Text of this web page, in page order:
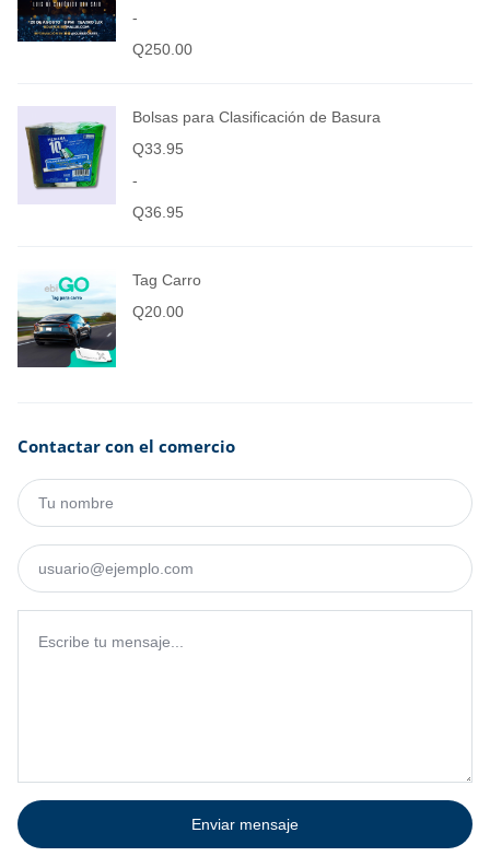
-
Q250.00
Bolsas para Clasificación de Basura
Q33.95
-
Q36.95
Tag Carro
Q20.00
Contactar con el comercio